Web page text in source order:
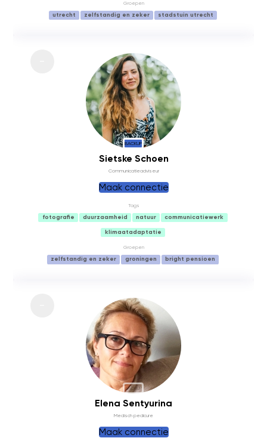
Groepen
utrecht zelfstandig en zeker stadstuin utrecht
BACKUP
Sietske Schoen
Communicatieadviseur
Maak connectie
Tags
fotografie duurzaamheid natuur
communicatiewerk
klimaatadaptatie
Groepen
zelfstandig en zeker groningen bright pensioen
BACKUP
Elena Sentyurina
Medisch pedicure
Maak connectie